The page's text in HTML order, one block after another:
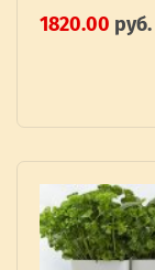
1820.00 руб.